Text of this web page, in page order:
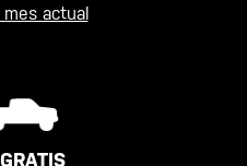
actual